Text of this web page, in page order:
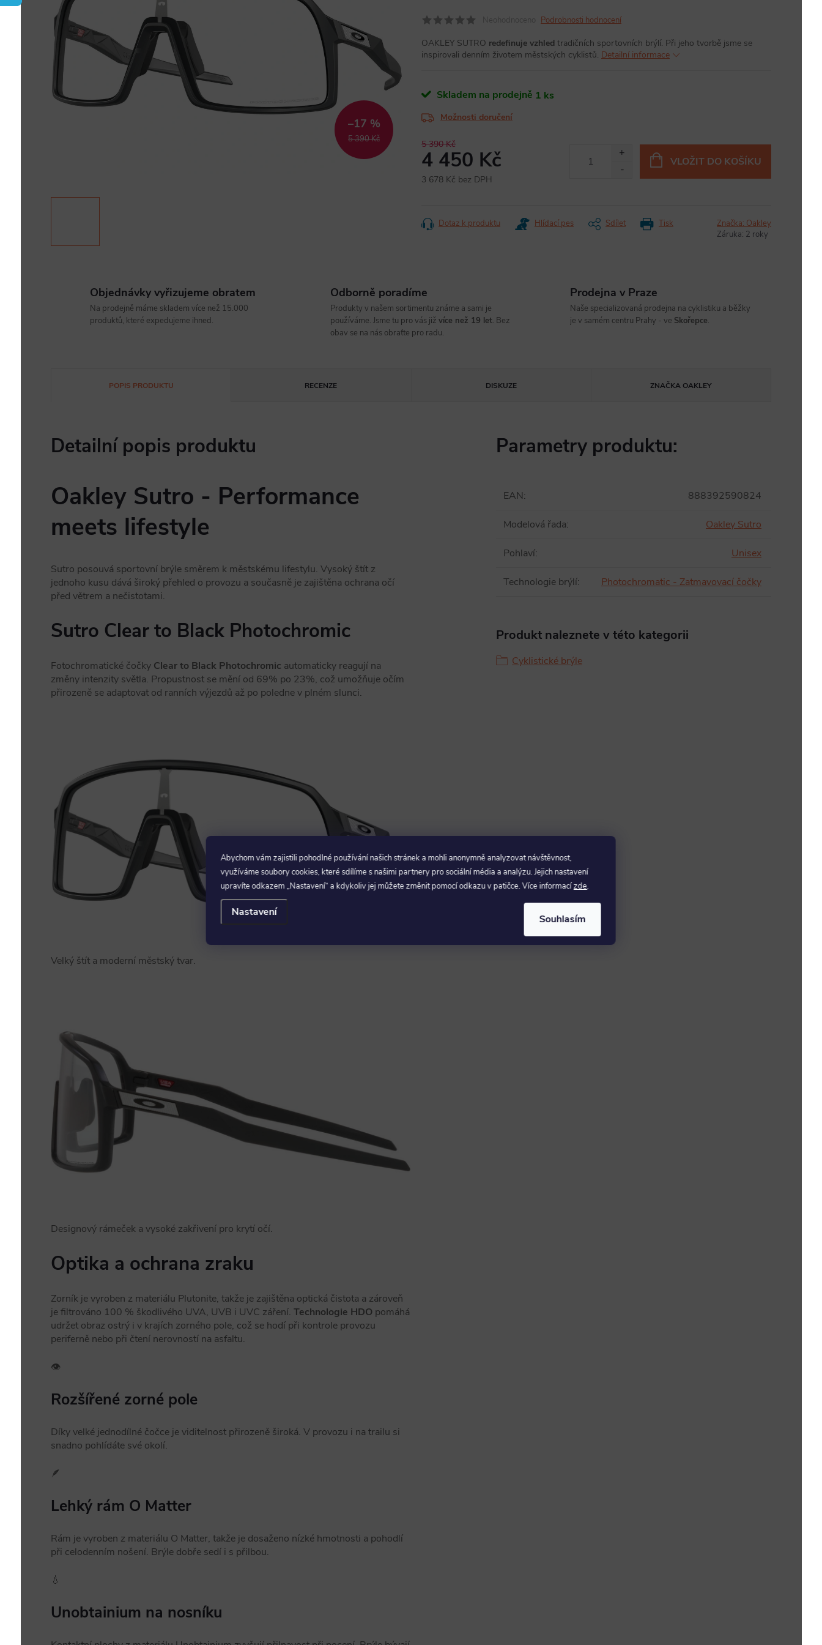
Abychom vám zajistili pohodlné používání našich stránek a mohli anonymně analyzovat návštěvnost,
využíváme soubory cookies, které sdílíme s našimi partnery pro sociální média a analýzu. Jejich nastavení
upravíte odkazem „Nastavení“ a kdykoliv jej můžete změnit pomocí odkazu v patičce. Více informacízde.
Nastavení
Souhlasím
5 390 Kč
–17 %
Podrobnosti hodnocení
OAKLEY SUTRO redefinuje vzhled tradičních sportovních brýlí. Při jeho tvorbě jsme se
inspirovali denním životem městských cyklistů. Detailní informace
Skladem na prodejně 1 ks
Možnosti doručení
5 390 Kč
4 450 Kč
3 678 Kč bez DPH
VLOŽIT DO KOŠÍKU
Tisk
Dotaz k produktu Hlídací pes Sdílet Značka: Oakley
Záruka: 2 roky
Objednávky vyřizujeme obratem
Na prodejně máme skladem více než 15.000
produktů, které expedujeme ihned.
Odborně poradíme
Produkty v našem sortimentu známe a sami je
používáme. Jsme tu pro vás již více než 19 let. Bez
obav se na nás obraťte pro radu.
Prodejna v Praze
Naše specializovaná prodejna na cyklistiku a běžky
je v samém centru Prahy - ve Skořepce.
POPIS PRODUKTU RECENZE DISKUZE ZNAČKA OAKLEY
Detailní popis produktu
Oakley Sutro - Performance
meets lifestyle
Sutro posouvá sportovní brýle směrem k městskému lifestylu. Vysoký štít z
jednoho kusu dává široký přehled o provozu a současně je zajištěna ochrana očí
před větrem a nečistotami.
Sutro Clear to Black Photochromic
Fotochromatické čočky Clear to Black Photochromic automaticky reagují na
změny intenzity světla. Propustnost se mění od 69% po 23%, což umožňuje očím
přirozeně se adaptovat od ranních výjezdů až po poledne v plném slunci.
Velký štít a moderní městský tvar.
Designový rámeček a vysoké zakřivení pro krytí očí.
Optika a ochrana zraku
Zorník je vyroben z materiálu Plutonite, takže je zajištěna optická čistota a zároveň
je filtrováno 100 % škodlivého UVA, UVB i UVC záření. Technologie HDO pomáhá
udržet obraz ostrý i v krajích zorného pole, což se hodí při kontrole provozu
periferně nebo při čtení nerovností na asfaltu.
👁️
Rozšířené zorné pole
Díky velké jednodílné čočce je viditelnost přirozeně široká. V provozu i na trailu si
snadno pohlídáte své okolí.
🪶
Lehký rám O Matter
Rám je vyroben z materiálu O Matter, takže je dosaženo nízké hmotnosti a pohodlí
při celodenním nošení. Brýle dobře sedí i s přilbou.
💧
Unobtainium na nosníku
Parametry produktu:
EAN: 888392590824
Modelová řada: Oakley Sutro
Pohlaví: Unisex
Technologie brýlí: Photochromatic - Zatmavovací čočky
Produkt naleznete v této kategorii
Cyklistické brýle